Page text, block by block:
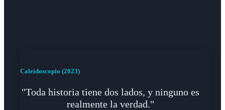
Caleidoscopio (2023)
"Toda historia tiene dos lados, y ninguno es
realmente la verdad."